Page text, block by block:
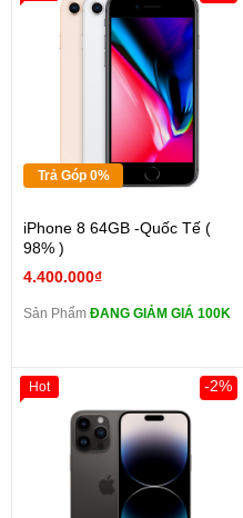
Trả Góp 0%
iPhone 8 64GB -Quốc Tế (
98% )
4.400.000₫
Sản Phẩm ĐANG GIẢM GIÁ 100K
-2%
Hot